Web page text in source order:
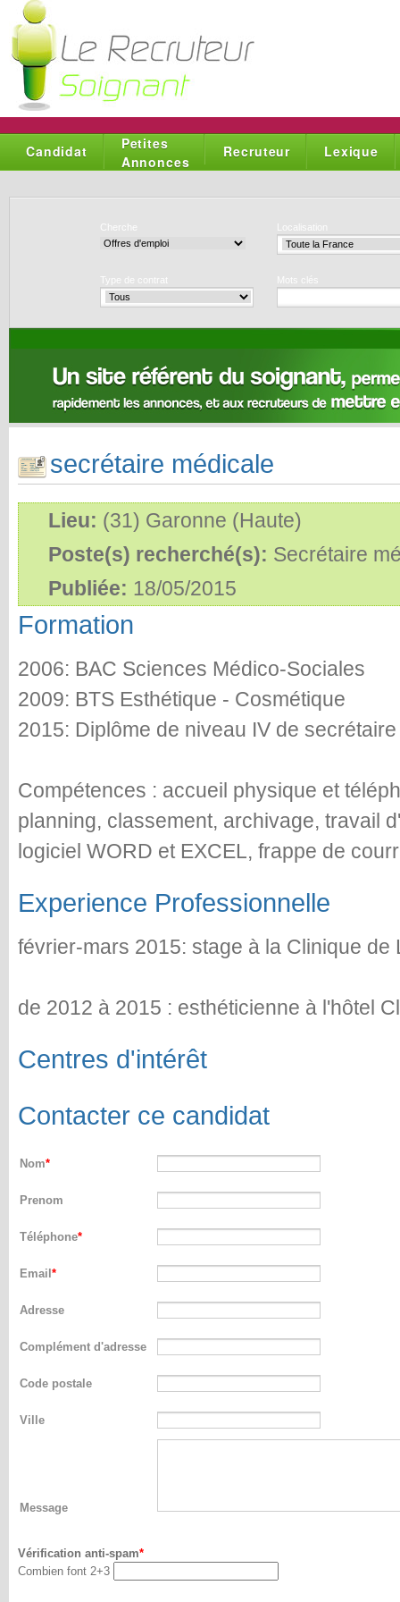
Candidat
Petites
Annonces
Recruteur Lexique
Cherche Localisation
Type de contrat Mots clés
secrétaire médicale
Lieu: (31) Garonne (Haute)
Poste(s) recherché(s): Secrétaire
Publiée: 18/05/2015
Formation
2006: BAC Sciences Médico-Sociales
2009: BTS Esthétique - Cosmétique
2015: Diplôme de niveau IV de
Compétences : accueil physique et
planning, classement, archivage, travail
logiciel WORD et EXCEL, frappe de
Experience Professionnelle
février-mars 2015: stage à la Clinique de
de 2012 à 2015 : esthéticienne à l'hôtel
Centres d'intérêt
Contacter ce candidat
Nom
Prenom
Téléphone
Email
Adresse
Complément d'adresse
Code postale
Ville
Message
Vérification anti-spam
Combien font 2+3